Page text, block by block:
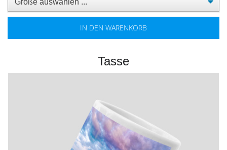
IN DEN WARENKORB
Tasse